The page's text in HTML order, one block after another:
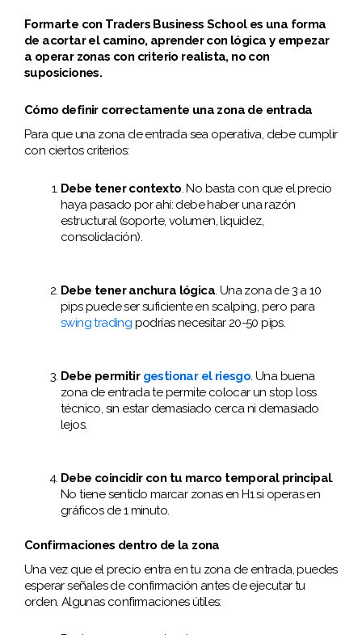
Formarte con Traders Business School es una forma
de acortar el camino, aprender con lógica y empezar
a operar zonas con criterio realista, no con
suposiciones.
Cómo definir correctamente una zona de entrada
Para que una zona de entrada sea operativa, debe cumplir
con ciertos criterios:
Debe tener contexto . No basta con que el precio
haya pasado por ahí: debe haber una razón
estructural (soporte, volumen, liquidez,
consolidación).
Debe tener anchura lógica. Una zona de 3 a 10
pips puede ser suficiente en scalping, pero para
swing trading podrías necesitar 20-50 pips.
Debe permitir gestionar el riesgo. Una buena
zona de entrada te permite colocar un stop loss
técnico, sin estar demasiado cerca ni demasiado
lejos.
Debe coincidir con tu marco temporal principal.
No tiene sentido marcar zonas en H1 si operas en
gráficos de 1 minuto.
Confirmaciones dentro de la zona
Una vez que el precio entra en tu zona de entrada, puedes
esperar señales de confirmación antes de ejecutar tu
orden. Algunas confirmaciones útiles: